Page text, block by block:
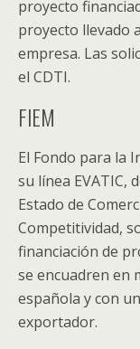
proyecto
proyecto llevado
empresa. Las
el CDTI.
FIEM
El Fondo para la
su línea EVATIC,
Estado de
Competitividad,
financiación de
se encuadren en
española y con
exportador.